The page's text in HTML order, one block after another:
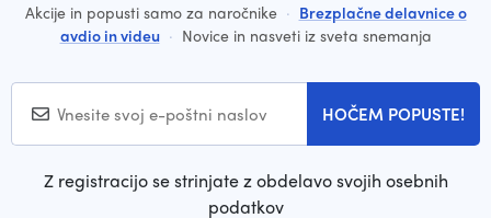
Akcije in popusti samo za naročnike · Brezplačne delavnice o
avdio in videu · Novice in nasveti iz sveta snemanja
HOČEM POPUSTE!
Z registracijo se strinjate z obdelavo svojih osebnih
podatkov